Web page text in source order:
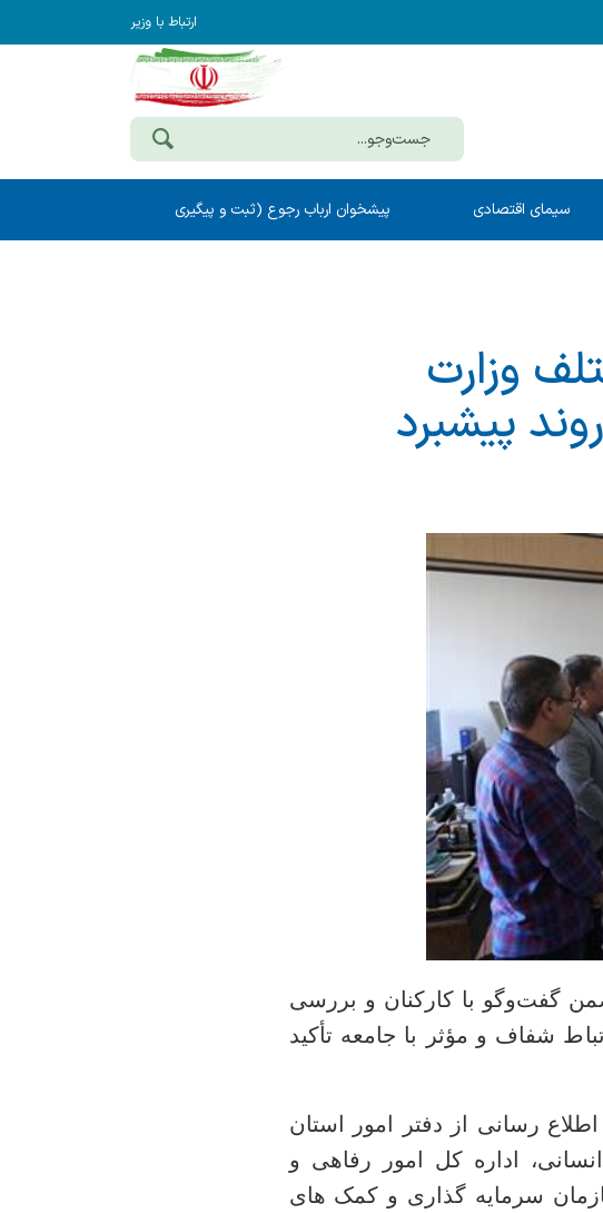
ارتباط با وزیر
سیمای اقتصادی پیشخوان ارباب رجوع (ثبت و پیگیری
وزارت
پیشبرد
گفت‌وگو با کارکنان و بررسی
شفاف و مؤثر با جامعه تأکید
رسانی از دفتر امور استان
اداره کل امور رفاهی و
سرمایه گذاری و کمک های